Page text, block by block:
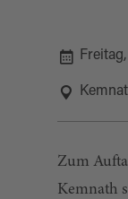
Zum
Kemnath